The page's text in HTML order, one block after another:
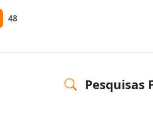
48
Pesquisas